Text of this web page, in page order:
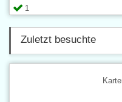
1
Zuletzt besuchte